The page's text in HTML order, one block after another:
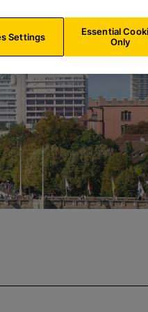
Settings
Essential
Only